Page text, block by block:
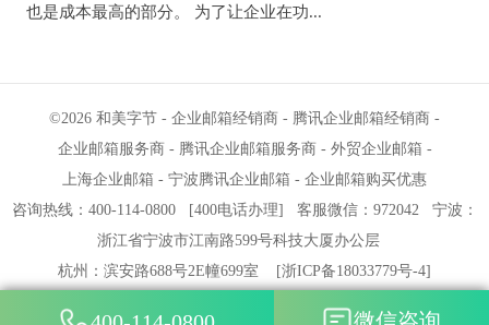
也是成本最高的部分。 为了让企业在功...
©2026 和美字节 - 企业邮箱经销商 - 腾讯企业邮箱经销商 -
企业邮箱服务商- 腾讯企业邮箱服务商- 外贸企业邮箱 -
上海企业邮箱 - 宁波腾讯企业邮箱 - 企业邮箱购买优惠
咨询热线：400-114-0800[400电话办理] 客服微信：972042 宁波 ：
浙江省宁波市江南路599号科技大厦办公层
杭州 ：滨安路688号2E幢699室 [浙ICP备18033779号-4]